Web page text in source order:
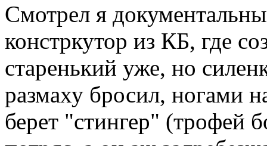
Смотрел я
констркутор из КБ, где
старенький уже, но
размаху бросил, ногами
берет "стингер" (трофей